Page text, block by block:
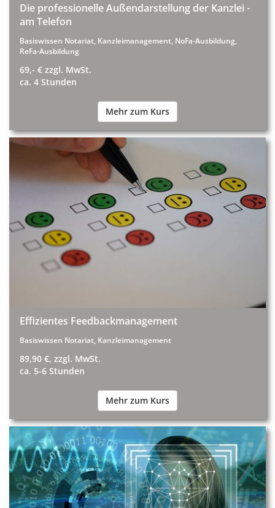
Die professionelle Außendarstellung der Kanzlei -
am Telefon
Basiswissen Notariat, Kanzleimanagement, NoFa-Ausbildung,
ReFa-Ausbildung
69,- € zzgl. MwSt.
ca. 4 Stunden
Mehr zum Kurs
Effizientes Feedbackmanagement
Basiswissen Notariat, Kanzleimanagement
89,90 €, zzgl. MwSt.
ca. 5-6 Stunden
Mehr zum Kurs